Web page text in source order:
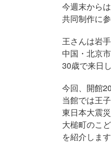
今週末から
共同制作に
王さんは岩
中国・北京
30歳で来日
今回、開館
当館では王
東日本大震
大槌町のこ
を紹介します